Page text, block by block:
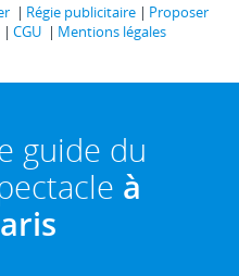
Régie publicitaire
Proposer
CGU
Mentions légales
guide du
à